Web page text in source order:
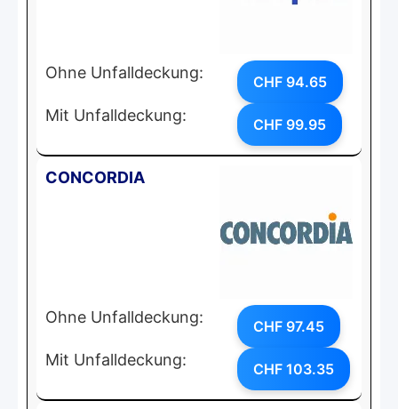
Ohne Unfalldeckung: CHF 94.65
Mit Unfalldeckung: CHF 99.95
CONCORDIA
Ohne Unfalldeckung: CHF 97.45
Mit Unfalldeckung: CHF 103.35